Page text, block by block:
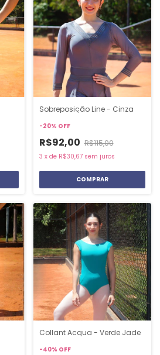
Sobreposição Line - Cinza
-20% OFF
R$92,00 R$115,00
3 x de R$30,67 sem juros
COMPRAR
Collant Acqua - Verde Jade
-40% OFF